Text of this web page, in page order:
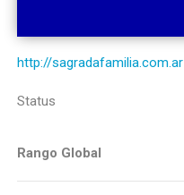
http://sagradafamilia.com.ar
Status
Rango Global